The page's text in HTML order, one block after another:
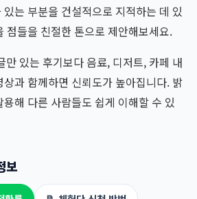
는 부분을 건설적으로 지적하는 데 있
점들을 친절한 톤으로 제안해보세요.
있는 후기보다 음료, 디저트, 카페 내
과 함께하면 신뢰도가 높아집니다. 밝
해 다른 사람들도 쉽게 이해할 수 있
보